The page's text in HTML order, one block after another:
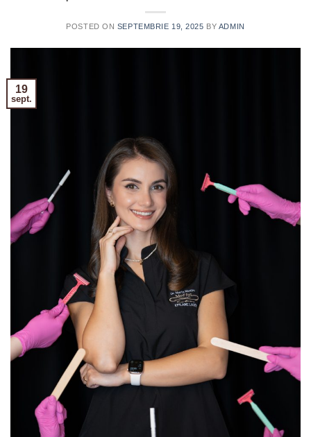
POSTED ON SEPTEMBRIE 19, 2025 BY ADMIN
19
sept.